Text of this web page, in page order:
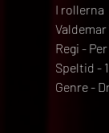
I rollerna
Regi -
Speltid -
Genre -